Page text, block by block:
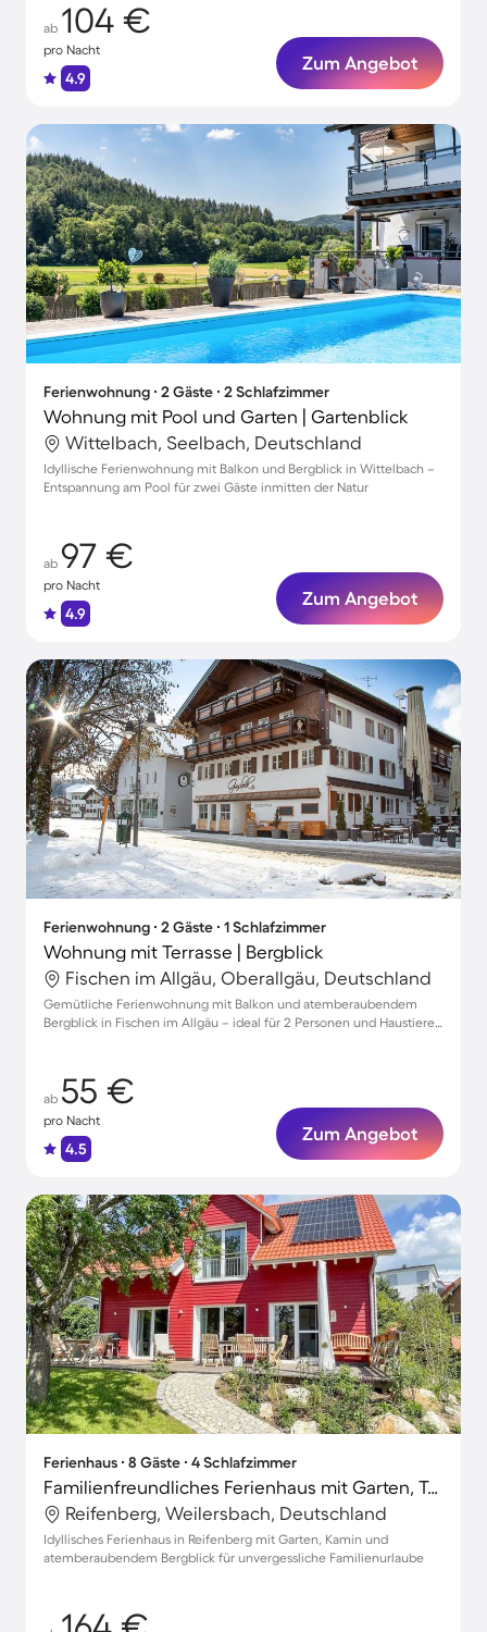
ab 104 €
pro Nacht
4.9
Zum Angebot
Ferienwohnung ∙ 2 Gäste ∙ 2 Schlafzimmer
Wohnung mit Pool und Garten | Gartenblick
Wittelbach, Seelbach, Deutschland
Idyllische Ferienwohnung mit Balkon und Bergblick in Wittelbach –
Entspannung am Pool für zwei Gäste inmitten der Natur
ab 97 €
pro Nacht
4.9
Zum Angebot
Ferienwohnung ∙ 2 Gäste ∙ 1 Schlafzimmer
Wohnung mit Terrasse | Bergblick
Fischen im Allgäu, Oberallgäu, Deutschland
Gemütliche Ferienwohnung mit Balkon und atemberaubendem
Bergblick in Fischen im Allgäu – ideal für 2 Personen und Haustiere
ab 55 €
pro Nacht
4.5
Zum Angebot
Ferienhaus ∙ 8 Gäste ∙ 4 Schlafzimmer
Familienfreundliches Ferienhaus mit Garten, Terrasse und Grill | Bergblick
Reifenberg, Weilersbach, Deutschland
Idyllisches Ferienhaus in Reifenberg mit Garten, Kamin und
atemberaubendem Bergblick für unvergessliche Familienurlaube